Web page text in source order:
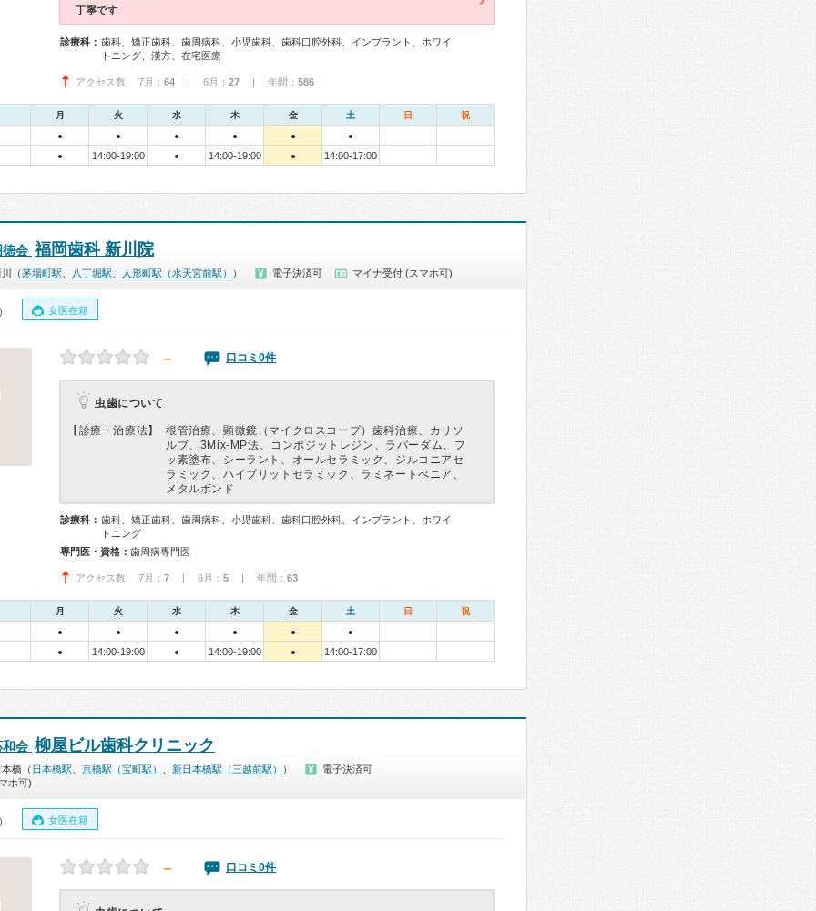
丁寧です
診療科： 歯科、矯正歯科、歯周病科、小児歯科、歯科口腔外科、インプラント、ホワイ
トニング、漢方、在宅医療
アクセス数 7月： 64 | 6月： 27 | 年間： 586
月 火 水 木 金 土 日 祝
● ● ● ● ●
●
●
14:00-19:00 ● 14:00-19:00 ● 14:00-17:00
徳会 福岡歯科 新川院
（茅場町駅 八丁堀駅 人形町駅（水天宮前駅） ） 電子決済可 マイナ受付 (スマホ可)
女医在籍
－ 口コミ0件
虫歯について
【診療・治療法】
根管治療、顕微鏡（マイクロスコープ）歯科治療、カリソ
ルブ、3Mix-MP法、コンポジットレジン、ラバーダム、フ
ッ素塗布、シーラント、オールセラミック、ジルコニアセ
ラミック、ハイブリットセラミック、ラミネートべニア、
メタルボンド
診療科： 歯科、矯正歯科、歯周病科、小児歯科、歯科口腔外科、インプラント、ホワイ
トニング
専門医・資格： 歯周病専門医
アクセス数 7月： 7 | 6月： 5 | 年間： 63
月 火 水 木 金 土 日 祝
● ● ● ● ●
●
●
14:00-19:00 ● 14:00-19:00 ● 14:00-17:00
和会 柳屋ビル歯科クリニック
橋（ 日本橋駅 京橋駅（宝町駅） 新日本橋駅（三越前駅） ）
電子決済可
ホ可)
女医在籍
－ 口コミ0件